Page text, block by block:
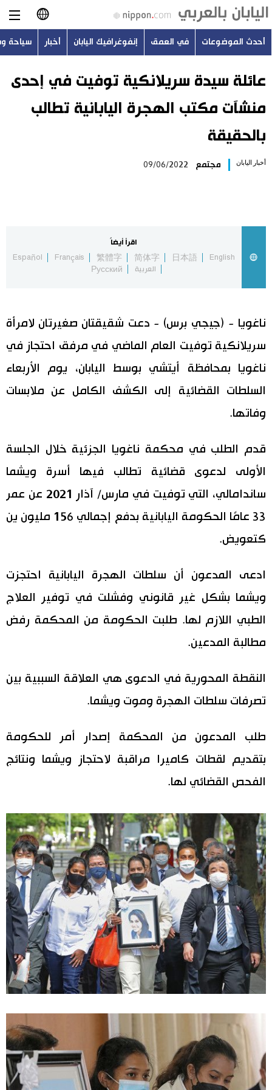
日本語
English
简体字
سياحة وسفر
اليابان في فيديو
مانغا وأنيمي
الأقسام
أشخاص
تجارب وآراء
سياسة
مجتمع
ثقافة
لايف ستايل
طوكيو
إعلان
اللغة اليابانية
موسوعة اليابان
هو وهي
المطبخ الياباني
تواصل معنا
أحدث الموضوعات في العمق إنفوغرافيك اليابان أخبار سياحة
عائلة سيدة سريلانكية توفيت في إحدى
منشآت مكتب الهجرة اليابانية تطالب
بالحقيقة
أخبار اليابان مجتمع 09/06/2022
اقرأ أيضاً
English
日本語
简体字
繁體字
Français
Español
العربية
Русский
ناغويا - (جيجي برس) - دعت شقيقتان صغيرتان لامرأة
سريلانكية توفيت العام الماضي في مرفق احتجاز في
ناغويا بمحافظة أيتشي بوسط اليابان، يوم الأربعاء
السلطات القضائية إلى الكشف الكامل عن ملابسات
وفاتها.
قدم الطلب في محكمة ناغويا الجزئية خلال الجلسة
الأولى لدعوى قضائية تطالب فيها أسرة ويشما
ساندامالي، التي توفيت في مارس/ آذار 2021 عن عمر
33 عامًا الحكومة اليابانية بدفع إجمالي 156 مليون ين
كتعويض.
ادعى المدعون أن سلطات الهجرة اليابانية احتجزت
ويشما بشكل غير قانوني وفشلت في توفير العلاج
الطبي اللازم لها. طلبت الحكومة من المحكمة رفض
مطالبة المدعين.
النقطة المحورية في الدعوى هي العلاقة السببية بين
تصرفات سلطات الهجرة وموت ويشما.
طلب المدعون من المحكمة إصدار أمر للحكومة
بتقديم لقطات كاميرا مراقبة لاحتجاز ويشما ونتائج
الفحص القضائي لها.